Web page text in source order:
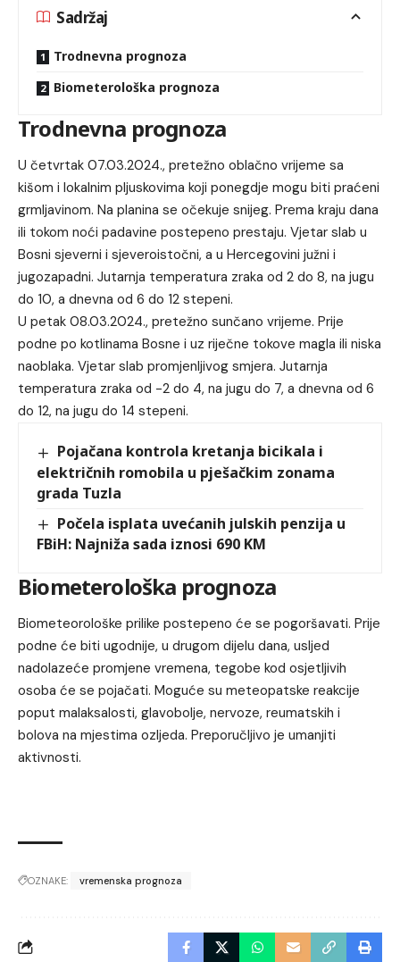
Sadržaj
Trodnevna prognoza
Biometerološka prognoza
Trodnevna prognoza
U četvrtak 07.03.2024., pretežno oblačno vrijeme sa
kišom i lokalnim pljuskovima koji ponegdje mogu biti praćeni
grmljavinom. Na planina se očekuje snijeg. Prema kraju dana
ili tokom noći padavine postepeno prestaju. Vjetar slab u
Bosni sjeverni i sjeveroistočni, a u Hercegovini južni i
jugozapadni. Jutarnja temperatura zraka od 2 do 8, na jugu
do 10, a dnevna od 6 do 12 stepeni.
U petak 08.03.2024., pretežno sunčano vrijeme. Prije
podne po kotlinama Bosne i uz riječne tokove magla ili niska
naoblaka. Vjetar slab promjenljivog smjera. Jutarnja
temperatura zraka od -2 do 4, na jugu do 7, a dnevna od 6
do 12, na jugu do 14 stepeni.
Pojačana kontrola kretanja bicikala i
električnih romobila u pješačkim zonama
grada Tuzla
Počela isplata uvećanih julskih penzija u
FBiH: Najniža sada iznosi 690 KM
Biometerološka prognoza
Biometeorološke prilike postepeno će se pogoršavati. Prije
podne će biti ugodnije, u drugom dijelu dana, usljed
nadolazeće promjene vremena, tegobe kod osjetljivih
osoba će se pojačati. Moguće su meteopatske reakcije
poput malaksalosti, glavobolje, nervoze, reumatskih i
bolova na mjestima ozljeda. Preporučljivo je umanjiti
aktivnosti.
OZNAKE: vremenska prognoza